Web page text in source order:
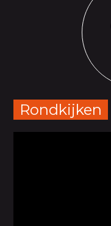
Rondkijken